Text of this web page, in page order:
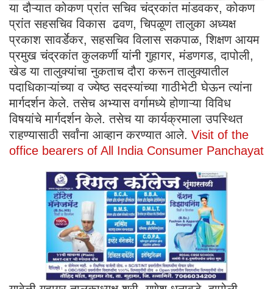
या दौऱ्यात कोकण प्रांत सचिव चंद्रकांत मांडवकर, कोकण
प्रांत सहसचिव विकास ढवण, चिपळूण तालुका अध्यक्ष
प्रकाश सावर्डेकर, सहसचिव विलास सकपाळ, शिक्षण आयम
प्रमुख चंद्रकांत कुलकर्णी यांनी गुहागर, मंडणगड, दापोली,
खेड या तालुक्यांचा नुकताच दौरा करून तालुक्यातील
पदाधिकाऱ्यांच्या व ज्येष्ठ सदस्यांच्या गाठीभेटी घेऊन त्यांना
मार्गदर्शन केले. तसेच अभ्यास वर्गामध्ये होणाऱ्या विविध
विषयांचे मार्गदर्शन केले. तसेच या कार्यक्रमाला उपस्थित
राहण्यासाठी सर्वांना आव्हान करण्यात आले. Visit of the
office bearers of All India Consumer Panchayat